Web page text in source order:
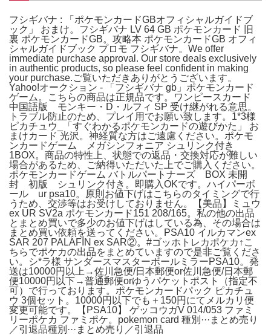
フシギバナ : 「ポケモンカードGBオフィシャルガイドブ
ック」 おまけ。フシギバナ LV 64 GB ポケモンカード 旧
裏 ポケモンカードGB。攻略本 ポケモンカードGB オフィ
シャルガイドブック プロモ フシギバナ。We offer
immediate purchase approval. Our store deals exclusively
in authentic products, so please feel confident in making
your purchase.ご覧いただきありがとうございます。
Yahoo!オークション - 「フシギバナ gb」ポケモンカード
ゲーム。こちらの商品は正規品です。ワンピースカード
中国語版 モンキー・D・ルフィ SP 受け継がれる意思。
トラブル防止のため、プレイ用でお願い致します。1*3様
ピカチュウ_「すぐわかるポケモンカードの遊びかた」 お
まけカード 光沢。神経質な方はご遠慮ください。ポケモ
ンカードゲーム メガシンフォニア シュリンク付き
1BOX。商品の特性上、状態での返品・交換対応が難しい
場合があるため、ご納得いただいた上でご購入ください。
ポケモンカードゲーム バトルパートナーズ BOX 未開
封 初版 シュリンク付き。即購入OKです。ハイパーボ
ール ur psa10。原則お値下げはこちらのタイミングで行
うため、交渉等はお受けしておりません。【美品】ミュウ
ex UR SV2a ポケモンカード151 208/165。私の他の出品
とまとめ買いで多少のお値下げはしている為、その場合は
まとめ買い依頼を送ってください。PSA10 イルカマンex
SAR 207 PALAFIN ex SAR②。#ゴッホトレカポケカ↑こ
ちらでポケカの出品をまとめていますので是非ご覧くださ
い。シ*ラ様 サンダースマスターボールミラーPSA10。発
送は10000円以上→佐川急便/日本郵便or佐川急便/日本郵
便10000円以下→普通郵便orゆうパケットポスト（指定不
可）で行っております。ポケモンカードパック ピカチュ
ウ 3個セット。10000円以下でも＋150円にてメルカリ便
変更可能です。【PSA10】 ゲッコウガV 014/053 ファミ
リーポケカ ファミポケ。pokemon card 種別···まとめ売り
／引退品種別···まとめ売り／引退品